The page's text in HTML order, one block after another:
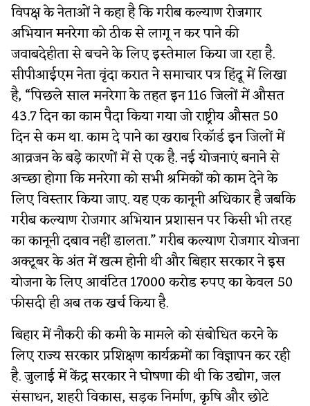
विपक्ष के नेताओं ने कहा है कि गरीब कल्याण रोजगार
अभियान मनरेगा को ठीक से लागू न कर पाने की
जवाबदेहीता से बचने के लिए इस्तेमाल किया जा रहा है.
सीपीआईएम नेता वृंदा करात ने समाचार पत्र हिंदू में लिखा
है, “पिछले साल मनरेगा के तहत इन 116 जिलों में औसत
43.7 दिन का काम पैदा किया गया जो राष्ट्रीय औसत 50
दिन से कम था. काम दे पाने का खराब रिकॉर्ड इन जिलों में
आव्रजन के बड़े कारणों में से एक है. नई योजनाएं बनाने से
अच्छा होगा कि मनरेगा को सभी श्रमिकों को काम देने के
लिए विस्तार किया जाए. यह एक कानूनी अधिकार है जबकि
गरीब कल्याण रोजगार अभियान प्रशासन पर किसी भी तरह
का कानूनी दबाव नहीं डालता.” गरीब कल्याण रोजगार योजना
अक्टूबर के अंत में खत्म होनी थी और बिहार सरकार ने इस
योजना के लिए आवंटित 17000 करोड रुपए का केवल 50
फीसदी ही अब तक खर्च किया है.
बिहार में नौकरी की कमी के मामले को संबोधित करने के
लिए राज्य सरकार प्रशिक्षण कार्यक्रमों का विज्ञापन कर रही
है. जुलाई में केंद्र सरकार ने घोषणा की थी कि उद्योग, जल
संसाधन, शहरी विकास, सड़क निर्माण, कृषि और छोटे